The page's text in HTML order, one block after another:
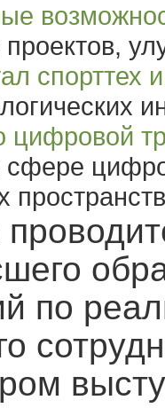
проектов,
спорттех
цифровой
сфере
по